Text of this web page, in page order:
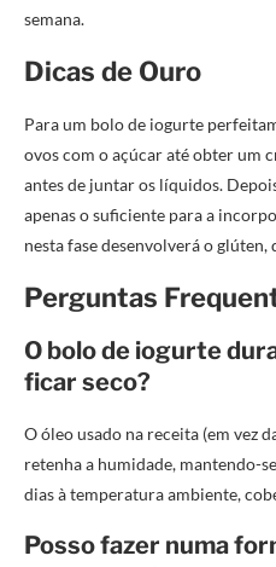
semana.
Dicas de Ouro
Para um bolo de iogurte
ovos com o açúcar até obter um
antes de juntar os líquidos.
apenas o suficiente para a
nesta fase desenvolverá o
Perguntas
O bolo de iogurte
ficar seco?
O óleo usado na receita (em vez
retenha a humidade, mantendo-
dias à temperatura ambiente,
Posso fazer numa